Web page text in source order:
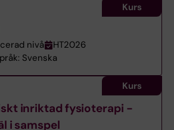
nivå
HT2026
Svenska
Kurs
inriktad fysioterapi -
i samspel
Kurs